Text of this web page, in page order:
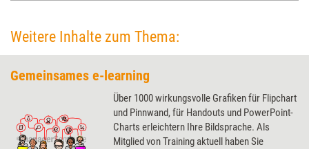
Weitere Inhalte zum Thema:
Gemeinsames e-learning
Über 1000 wirkungsvolle Grafiken für Flipchart
und Pinnwand, für Handouts und PowerPoint-
Charts erleichtern Ihre Bildsprache. Als
Mitglied von Training aktuell haben Sie